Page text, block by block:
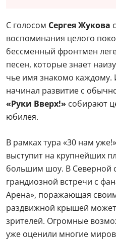
С голосом Сергея Жукова
воспоминания целого
бессменный фронтмен
песен, которые знает
чье имя знакомо каждому.
начинал развитие с
«Руки Вверх!» собирают
юбилея.
В рамках тура «30 нам
выступит на крупнейших
большим шоу. В Северной
грандиозной встречи с
Арена», поражающая
раздвижной крышей
зрителей. Огромные
уже оценили многие